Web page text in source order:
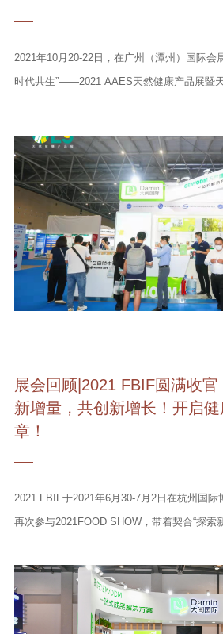
2021年10月20-22日，在广州（潭州）国际会
时代共生”——2021 AAES天然健康产品展暨
在健康产品应用的多元化发展。
展会回顾|2021 FBIF圆满收
新增量，共创新增长！开启
章！
2021 FBIF于2021年6月30-7月2日在杭州国际
再次参与2021FOOD SHOW，带着契合“探索
共创新增长！